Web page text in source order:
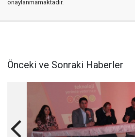
onaylanmamaktadır.
Önceki ve Sonraki Haberler